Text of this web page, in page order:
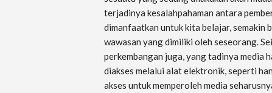
terjadinya kesalahpahaman antara
dimanfaatkan untuk kita belajar, semakin
wawasan yang dimiliki oleh seseorang.
perkembangan juga, yang tadinya media
diakses melalui alat elektronik, seperti
akses untuk memperoleh media